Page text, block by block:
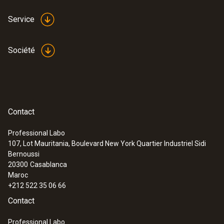
Sonde de contact à ailettes à réaction
mesures dans les endroits difficilement
accessibles
Mesure de manière fiable – même dans les
ouvertures et fentes étroites
Service
Société
Contact
Professional Labo
107, Lot Mauritania, Boulevard New York Quartier Industriel Sidi
Bernoussi
20300 Casablanca
Maroc
+212 522 35 06 66
Contact
Professional Labo